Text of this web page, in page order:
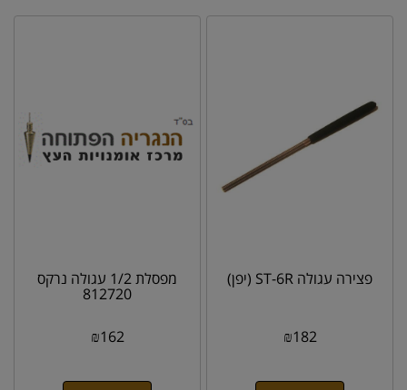
פצירה עגולה ST-6R (יפן)
₪182
מפסלת 1/2 עגולה נרקס
812720
₪162